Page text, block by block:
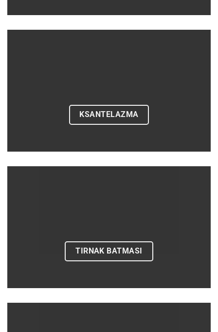
KSANTELAZMA
TIRNAK BATMASI